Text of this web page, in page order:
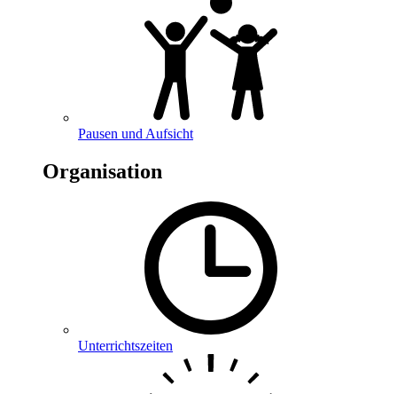
Pausen und Aufsicht
Organisation
Unterrichtszeiten